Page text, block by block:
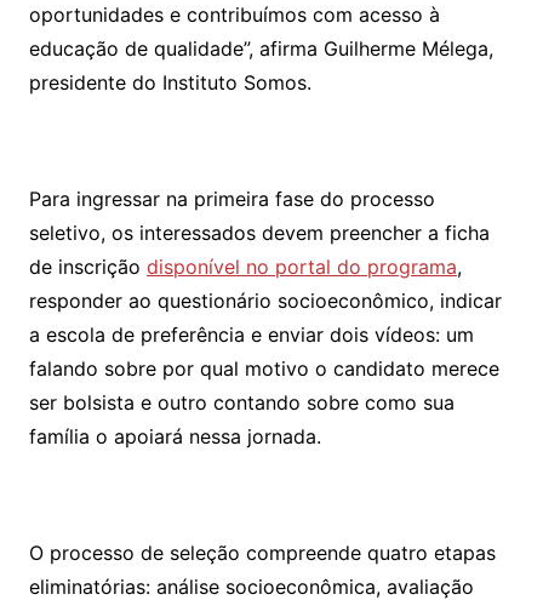
oportunidades e contribuímos com acesso à
educação de qualidade”, afirma Guilherme Mélega,
presidente do Instituto Somos.
Para ingressar na primeira fase do processo
seletivo, os interessados devem preencher a ficha
de inscrição disponível no portal do programa,
responder ao questionário socioeconômico, indicar
a escola de preferência e enviar dois vídeos: um
falando sobre por qual motivo o candidato merece
ser bolsista e outro contando sobre como sua
família o apoiará nessa jornada.
O processo de seleção compreende quatro etapas
eliminatórias: análise socioeconômica, avaliação